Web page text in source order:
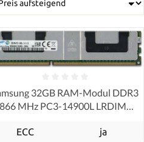
32GB RAM-Modul DDR3
MHz PC3-14900L LRDIMM
ECC
ja